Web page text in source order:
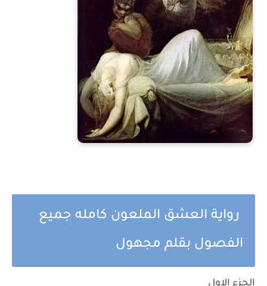
رواية العشق الملعون كامله جميع
الفصول بقلم مجهول
الجزء الاول